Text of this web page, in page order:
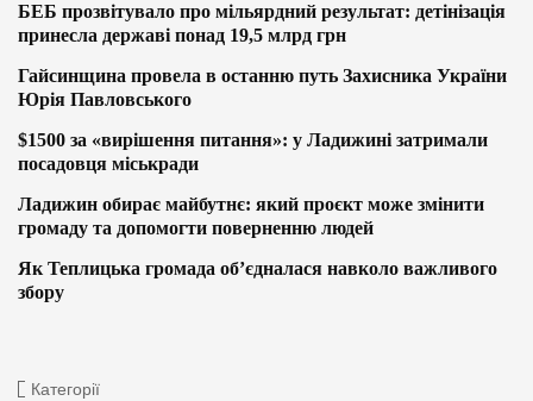
БЕБ прозвітувало про мільярдний результат: детінізація
принесла державі понад 19,5 млрд грн
Гайсинщина провела в останню путь Захисника України
Юрія Павловського
$1500 за «вирішення питання»: у Ладижині затримали
посадовця міськради
Ладижин обирає майбутнє: який проєкт може змінити
громаду та допомогти поверненню людей
Як Теплицька громада об’єдналася навколо важливого
збору
Категорії